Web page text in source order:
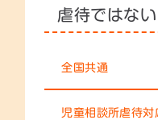
虐待ではな
全国共通
児童相談所虐待